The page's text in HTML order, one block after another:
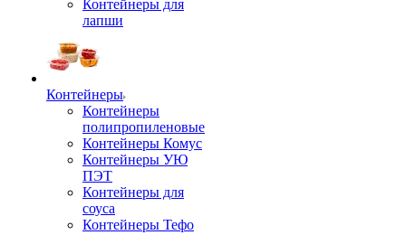
Контейнеры для
лапши
Контейнеры
Контейнеры
полипропиленовые
Контейнеры Комус
Контейнеры УЮ
ПЭТ
Контейнеры для
соуса
Контейнеры Тефо